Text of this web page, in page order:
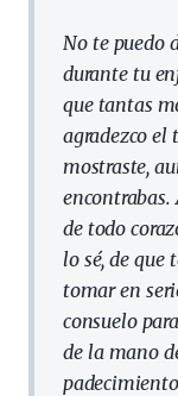
No te puedo
durante tu
que tantas
agradezco el
mostraste,
encontrabas.
de todo
lo sé, de que
tomar en
consuelo
de la mano